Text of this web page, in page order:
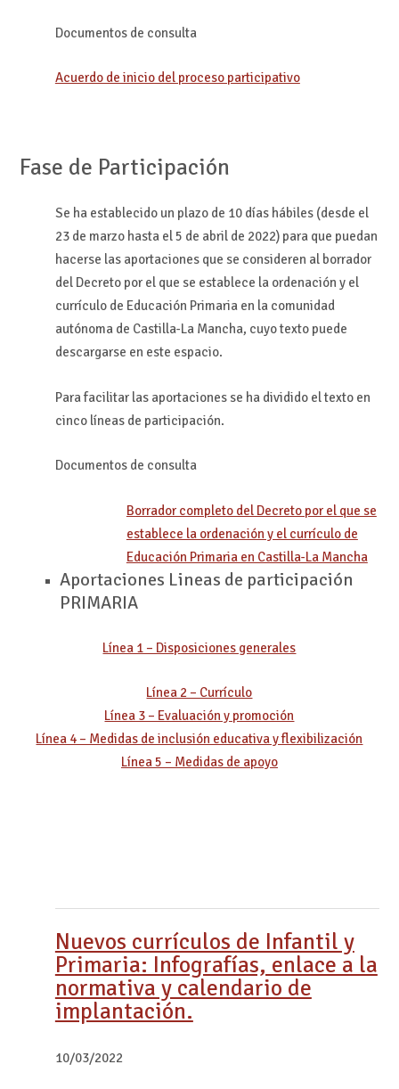
Documentos de consulta
Acuerdo de inicio del proceso participativo
Fase de Participación
Se ha establecido un plazo de 10 días hábiles (desde el
23 de marzo hasta el 5 de abril de 2022) para que puedan
hacerse las aportaciones que se consideren al borrador
del Decreto por el que se establece la ordenación y el
currículo de Educación Primaria en la comunidad
autónoma de Castilla-La Mancha, cuyo texto puede
descargarse en este espacio.
Para facilitar las aportaciones se ha dividido el texto en
cinco líneas de participación.
Documentos de consulta
Borrador completo del Decreto por el que se
establece la ordenación y el currículo de
Educación Primaria en Castilla-La Mancha
Aportaciones Lineas de participación
PRIMARIA
Línea 1 – Disposiciones generales
Línea 2 – Currículo
Línea 3 – Evaluación y promoción
Línea 4 – Medidas de inclusión educativa y flexibilización
Línea 5 – Medidas de apoyo
Nuevos currículos de Infantil y
Primaria: Infografías, enlace a la
normativa y calendario de
implantación.
10/03/2022